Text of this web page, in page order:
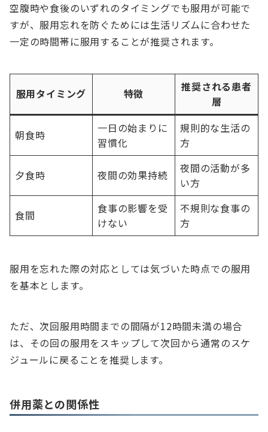
空腹時や食後のいずれのタイミングでも服用が可能で
すが、服用忘れを防ぐためには生活リズムに合わせた
一定の時間帯に服用することが推奨されます。
服用タイミング 特徴
推奨される患者
層
朝食時
一日の始まりに
習慣化
規則的な生活の
方
夕食時 夜間の効果持続
夜間の活動が多
い方
食間
食事の影響を受
けない
不規則な食事の
方
服用を忘れた際の対応としては気づいた時点での服用
を基本とします。
ただ、次回服用時間までの間隔が12時間未満の場合
は、その回の服用をスキップして次回から通常のスケ
ジュールに戻ることを推奨します。
併用薬との関係性